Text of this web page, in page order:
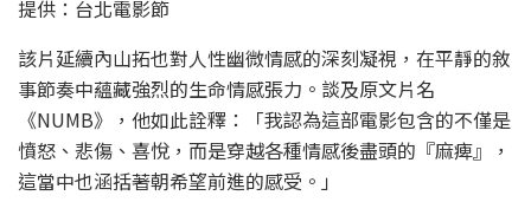
提供：台北電影節
該片延續內山拓也對人性幽微情感的深刻凝視，在平靜的敘
事節奏中蘊藏強烈的生命情感張力。談及原文片名
《NUMB》，他如此詮釋：「我認為這部電影包含的不僅是
憤怒、悲傷、喜悅，而是穿越各種情感後盡頭的『麻痺』，
這當中也涵括著朝希望前進的感受。」